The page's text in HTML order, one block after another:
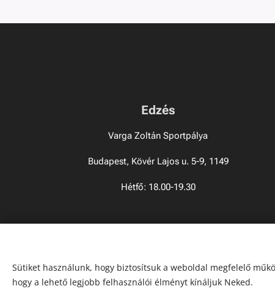
Edzés
Varga Zoltán Sportpálya
Budapest, Kövér Lajos u. 5-9, 1149
Hétfő: 18.00-19.30
Sütiket használunk, hogy biztosítsuk a weboldal megfelelő
hogy a lehető legjobb felhasználói élményt kínáljuk Neked.